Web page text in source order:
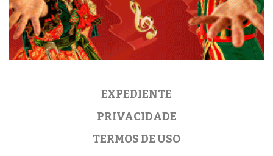
EXPEDIENTE
PRIVACIDADE
TERMOS DE USO